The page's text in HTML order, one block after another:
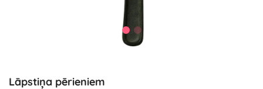
Lāpstiņa pērieniem